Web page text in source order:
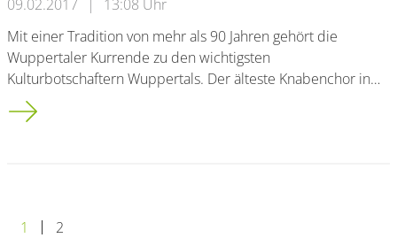
09.02.2017
13:08 Uhr
Mit einer Tradition von mehr als 90 Jahren gehört die
Wuppertaler Kurrende zu den wichtigsten
Kulturbotschaftern Wuppertals. Der älteste Knabenchor in…
Erfolgreiche Kooperationen der Bergischen Universität mit
1 2